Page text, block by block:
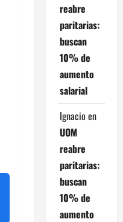
reabre
paritarias:
buscan
10% de
aumento
salarial
Ignacio en
UOM
reabre
paritarias:
buscan
10% de
aumento